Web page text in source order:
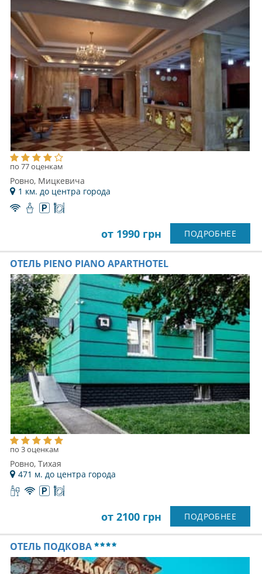
по 77 оценкам
Ровно, Мицкевича
1 км. до центра города
от 1990 грн ПОДРОБНЕЕ
ОТЕЛЬ PIENO PIANO APARTHOTEL
по 3 оценкам
Ровно, Тихая
471 м. до центра города
от 2100 грн ПОДРОБНЕЕ
ОТЕЛЬ ПОДКОВА